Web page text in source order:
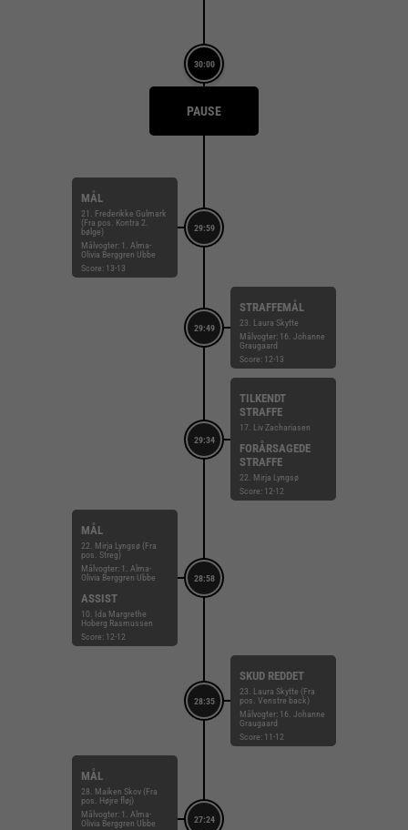
30:00
PAUSE
29:59
MÅL
21. Frederikke Gulmark
(Fra pos. Kontra 2.
bølge)
Målvogter: 1. Alma-
Olivia Berggren Ubbe
Score: 13-13
29:49
STRAFFEMÅL
23. Laura Skytte
Målvogter: 16. Johanne
Graugaard
Score: 12-13
29:34
TILKENDT
STRAFFE
17. Liv Zachariasen
FORÅRSAGEDE
STRAFFE
22. Mirja Lyngsø
Score: 12-12
28:58
MÅL
22. Mirja Lyngsø (Fra
pos. Streg)
Målvogter: 1. Alma-
Olivia Berggren Ubbe
ASSIST
10. Ida Margrethe
Hoberg Rasmussen
Score: 12-12
28:35
SKUD REDDET
23. Laura Skytte (Fra
pos. Venstre back)
Målvogter: 16. Johanne
Graugaard
Score: 11-12
27:24
MÅL
28. Maiken Skov (Fra
pos. Højre fløj)
Målvogter: 1. Alma-
Olivia Berggren Ubbe